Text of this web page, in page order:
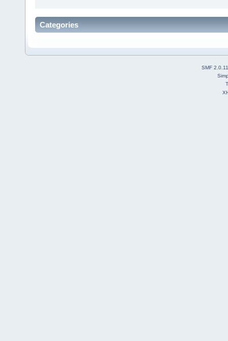
Categories
SMF 2.0.11